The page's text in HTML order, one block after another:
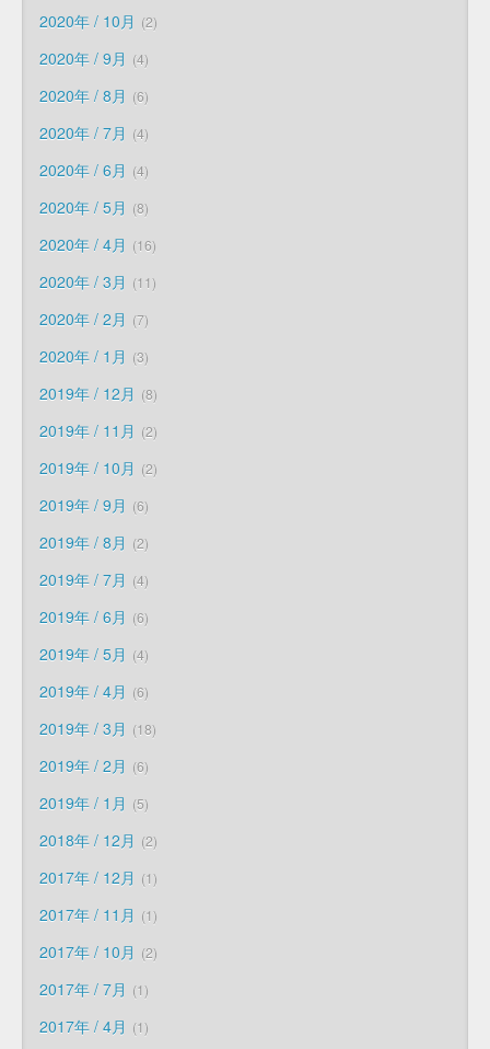
2020年 / 10月 2
2020年 / 9月 4
2020年 / 8月 6
2020年 / 7月 4
2020年 / 6月 4
2020年 / 5月 8
2020年 / 4月 16
2020年 / 3月 11
2020年 / 2月 7
2020年 / 1月 3
2019年 / 12月 8
2019年 / 11月 2
2019年 / 10月 2
2019年 / 9月 6
2019年 / 8月 2
2019年 / 7月 4
2019年 / 6月 6
2019年 / 5月 4
2019年 / 4月 6
2019年 / 3月 18
2019年 / 2月 6
2019年 / 1月 5
2018年 / 12月 2
2017年 / 12月 1
2017年 / 11月 1
2017年 / 10月 2
2017年 / 7月 1
2017年 / 4月 1